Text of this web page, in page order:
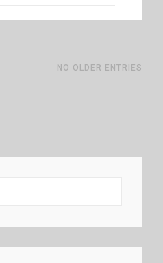
NO OLDER ENTRIES